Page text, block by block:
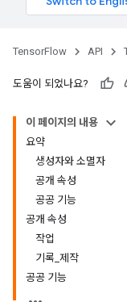
TensorFlow API
도움이 되었나요?
이 페이지의 내용
요약
생성자와 소멸자
공개 속성
공공 기능
공개 속성
작업
기록_제작
공공 기능